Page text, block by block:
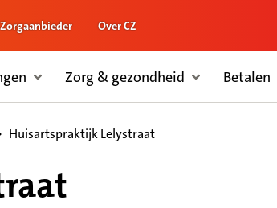
Zorgaanbieder Over CZ
Zorg & gezondheid Betalen
Huisartspraktijk Lelystraat